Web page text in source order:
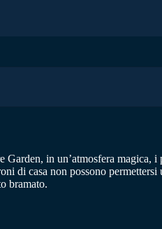
in un’atmosfera
di casa non possono
bramato.